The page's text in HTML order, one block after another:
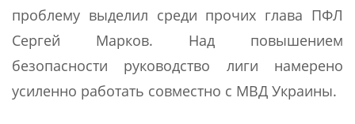
проблему выделил среди прочих глава ПФЛ
Сергей Марков. Над повышением
безопасности руководство лиги намерено
усиленно работать совместно с МВД Украины.